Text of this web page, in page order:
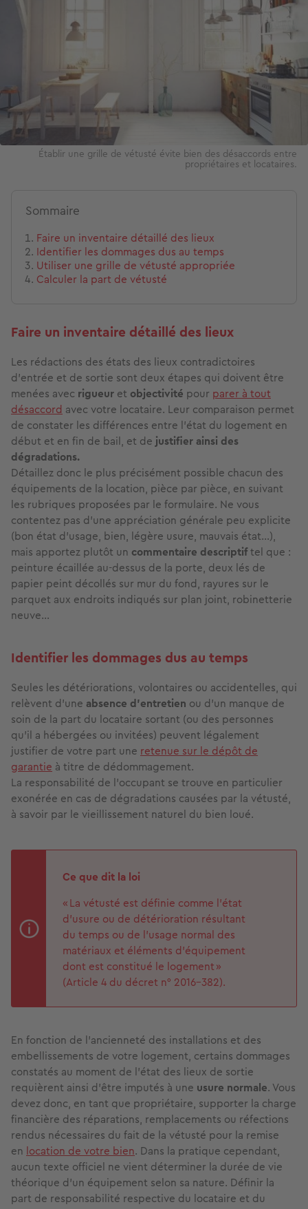
Établir une grille de vétusté évite bien des désaccords entre
propriétaires et locataires.
Sommaire
Faire un inventaire détaillé des lieux
Identifier les dommages dus au temps
Utiliser une grille de vétusté appropriée
Calculer la part de vétusté
Faire un inventaire détaillé des lieux
Les rédactions des états des lieux contradictoires
d'entrée et de sortie sont deux étapes qui doivent être
menées avec rigueur et objectivité pour parer à tout
désaccord avec votre locataire. Leur comparaison permet
de constater les différences entre l'état du logement en
début et en fin de bail, et de justifier ainsi des
dégradations.
Détaillez donc le plus précisément possible chacun des
équipements de la location, pièce par pièce, en suivant
les rubriques proposées par le formulaire. Ne vous
contentez pas d'une appréciation générale peu explicite
(bon état d'usage, bien, légère usure, mauvais état…),
mais apportez plutôt un commentaire descriptiftel que :
peinture écaillée au-dessus de la porte, deux lés de
papier peint décollés sur mur du fond, rayures sur le
parquet aux endroits indiqués sur plan joint, robinetterie
neuve…
Identifier les dommages dus au temps
Seules les détériorations, volontaires ou accidentelles, qui
relèvent d'une absence d'entretien ou d'un manque de
soin de la part du locataire sortant (ou des personnes
qu'il a hébergées ou invitées) peuvent légalement
justifier de votre part une retenue sur le dépôt de
garantie à titre de dédommagement.
La responsabilité de l'occupant se trouve en particulier
exonérée en cas de dégradations causées par la vétusté,
à savoir par le vieillissement naturel du bien loué.
Ce que dit la loi
« La vétusté est définie comme l'état
d'usure ou de détérioration résultant
du temps ou de l'usage normal des
matériaux et éléments d'équipement
dont est constitué le logement »
(Article 4 du décret n° 2016-382).
En fonction de l'ancienneté des installations et des
embellissements de votre logement, certains dommages
constatés au moment de l'état des lieux de sortie
requièrent ainsi d'être imputés à une usure normale. Vous
devez donc, en tant que propriétaire, supporter la charge
financière des réparations, remplacements ou réfections
rendus nécessaires du fait de la vétusté pour la remise
en location de votre bien. Dans la pratique cependant,
aucun texte officiel ne vient déterminer la durée de vie
théorique d'un équipement selon sa nature. Définir la
part de responsabilité respective du locataire et du